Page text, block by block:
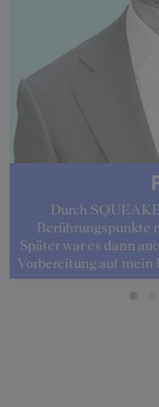
Durch
Berührungspunkte
Später war es dann
Vorbereitung auf mein